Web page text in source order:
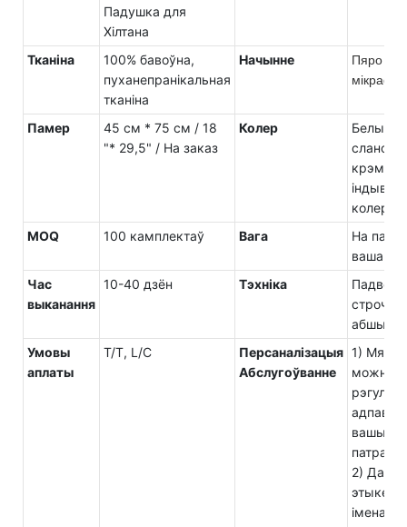
Падушка для
Хілтана
Тканіна
100% бавоўна,
пуханепранікальная
тканіна
Начынне
Пяро і
Памер
45 см * 75 см / 18
"* 29,5" / На заказ
Колер
Белы,
колеры
MOQ
100 камплектаў Вага
На
вашага
Час
выканання
10-40 дзён Тэхніка
строчка,
Умовы
аплаты
T/T, L/C
Персаналізацыя
Абслугоўванне
1)
можна
вашымі
2)
іменамі,